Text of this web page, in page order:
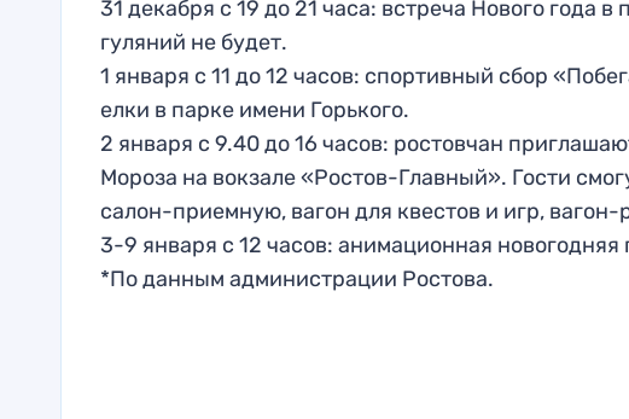
31 декабря с 19 до 21 часа: встреча Нового года
гуляний не будет.
1 января с 11 до 12 часов: спортивный сбор
елки в парке имени Горького.
2 января с 9.40 до 16 часов: ростовчан
Мороза на вокзале «Ростов-Главный». Гости
салон-приемную, вагон для квестов и игр, вагон-
3-9 января с 12 часов: анимационная новогодняя
*По данным администрации Ростова.